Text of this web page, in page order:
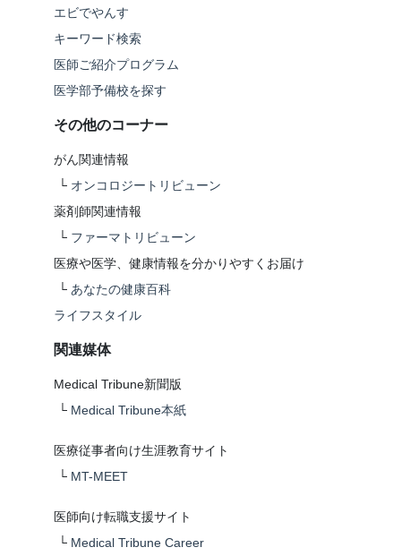
エビでやんす
キーワード検索
医師ご紹介プログラム
医学部予備校を探す
その他のコーナー
がん関連情報
└ オンコロジートリビューン
薬剤師関連情報
└ ファーマトリビューン
医療や医学、健康情報を分かりやすくお届け
└ あなたの健康百科
ライフスタイル
関連媒体
Medical Tribune新聞版
└ Medical Tribune本紙
医療従事者向け生涯教育サイト
└ MT-MEET
医師向け転職支援サイト
└ Medical Tribune Career